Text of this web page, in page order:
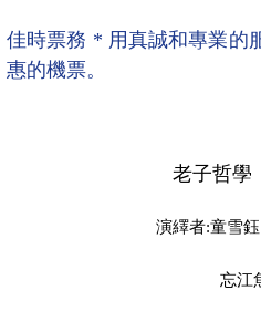
佳時票務 * 用真誠和專業的
惠的機票。
老子哲
演繹者:童雪鈺
忘江